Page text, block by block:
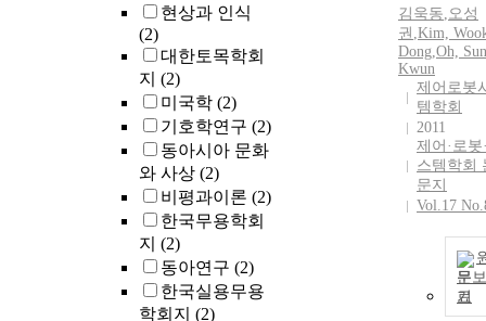
현상과 인식
(2)
대한토목학회
지 (2)
미국학 (2)
기호학연구 (2)
동아시아 문화
와 사상 (2)
비평과이론 (2)
한국무용학회
지 (2)
동아연구 (2)
한국실용무용
학회지 (2)
김욱동,오성
권 ,Kim,
Dong,Oh,
Kwun
제어로봇
템학회
2011
제어·로봇
스템학회
문지
Vol.17
문보
기